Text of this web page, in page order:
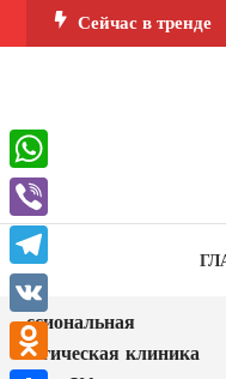
Перейти
к
Сейчас в тренде
клиника
WhatsApp
Viber
Telegram
VK